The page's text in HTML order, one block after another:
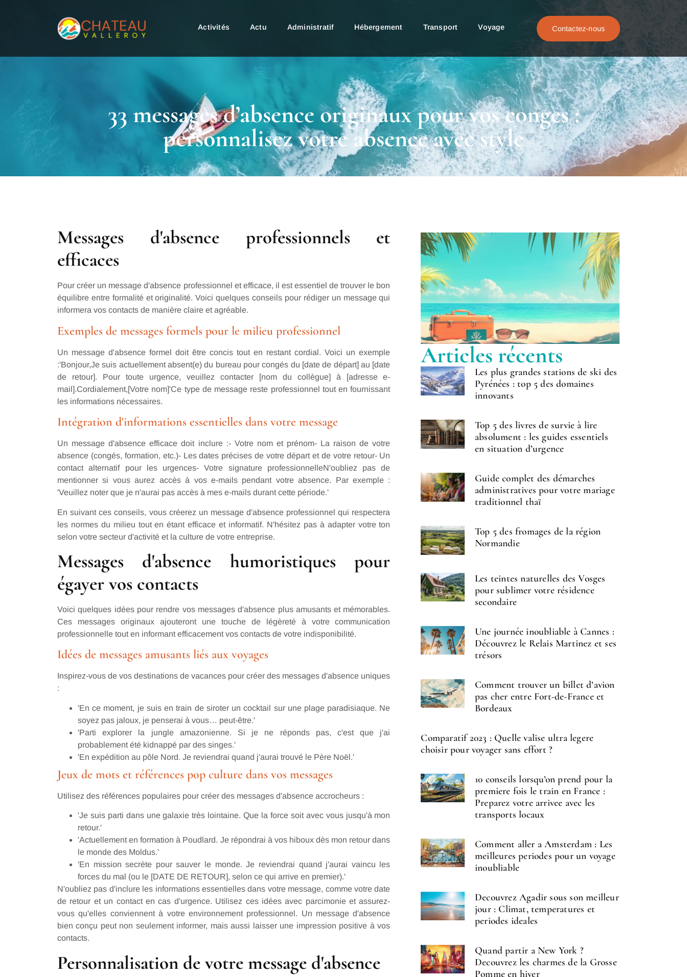
Activités Actu Administratif Hébergement Transport Voyage Contactez-nous
33 messages d’absence originaux pour vos conges :
personnalisez votre absence avec style
Messages d'absence professionnels et
efficaces
Pour créer un message d'absence professionnel et efficace, il est essentiel de trouver le bon
équilibre entre formalité et originalité. Voici quelques conseils pour rédiger un message qui
informera vos contacts de manière claire et agréable.
Exemples de messages formels pour le milieu professionnel
Un message d'absence formel doit être concis tout en restant cordial. Voici un exemple
:'Bonjour,Je suis actuellement absent(e) du bureau pour congés du [date de départ] au [date
de retour]. Pour toute urgence, veuillez contacter [nom du collègue] à [adresse e-
mail].Cordialement,[Votre nom]'Ce type de message reste professionnel tout en fournissant
les informations nécessaires.
Intégration d'informations essentielles dans votre message
Un message d'absence efficace doit inclure :- Votre nom et prénom- La raison de votre
absence (congés, formation, etc.)- Les dates précises de votre départ et de votre retour- Un
contact alternatif pour les urgences- Votre signature professionnelleN'oubliez pas de
mentionner si vous aurez accès à vos e-mails pendant votre absence. Par exemple :
'Veuillez noter que je n'aurai pas accès à mes e-mails durant cette période.'
En suivant ces conseils, vous créerez un message d'absence professionnel qui respectera
les normes du milieu tout en étant efficace et informatif. N'hésitez pas à adapter votre ton
selon votre secteur d'activité et la culture de votre entreprise.
Messages d'absence humoristiques pour
égayer vos contacts
Voici quelques idées pour rendre vos messages d'absence plus amusants et mémorables.
Ces messages originaux ajouteront une touche de légèreté à votre communication
professionnelle tout en informant efficacement vos contacts de votre indisponibilité.
Idées de messages amusants liés aux voyages
Inspirez-vous de vos destinations de vacances pour créer des messages d'absence uniques
:
'En ce moment, je suis en train de siroter un cocktail sur une plage paradisiaque. Ne
soyez pas jaloux, je penserai à vous… peut-être.'
'Parti explorer la jungle amazonienne. Si je ne réponds pas, c'est que j'ai
probablement été kidnappé par des singes.'
'En expédition au pôle Nord. Je reviendrai quand j'aurai trouvé le Père Noël.'
Jeux de mots et références pop culture dans vos messages
Utilisez des références populaires pour créer des messages d'absence accrocheurs :
'Je suis parti dans une galaxie très lointaine. Que la force soit avec vous jusqu'à mon
retour.'
'Actuellement en formation à Poudlard. Je répondrai à vos hiboux dès mon retour dans
le monde des Moldus.'
'En mission secrète pour sauver le monde. Je reviendrai quand j'aurai vaincu les
forces du mal (ou le [DATE DE RETOUR], selon ce qui arrive en premier).'
N'oubliez pas d'inclure les informations essentielles dans votre message, comme votre date
de retour et un contact en cas d'urgence. Utilisez ces idées avec parcimonie et assurez-
vous qu'elles conviennent à votre environnement professionnel. Un message d'absence
bien conçu peut non seulement informer, mais aussi laisser une impression positive à vos
contacts.
Personnalisation de votre message d'absence
Articles récents
Les plus grandes stations de ski des
Pyrénées : top 5 des domaines
innovants
Top 5 des livres de survie à lire
absolument : les guides essentiels
en situation d’urgence
Guide complet des démarches
administratives pour votre mariage
traditionnel thaï
Top 5 des fromages de la région
Normandie
Les teintes naturelles des Vosges
pour sublimer votre résidence
secondaire
Une journée inoubliable à Cannes :
Découvrez le Relais Martinez et ses
trésors
Comment trouver un billet d’avion
pas cher entre Fort-de-France et
Bordeaux
Comparatif 2023 : Quelle valise ultra legere
choisir pour voyager sans effort ?
10 conseils lorsqu’on prend pour la
premiere fois le train en France :
Preparez votre arrivee avec les
transports locaux
Comment aller a Amsterdam : Les
meilleures periodes pour un voyage
inoubliable
Decouvrez Agadir sous son meilleur
jour : Climat, temperatures et
periodes ideales
Quand partir a New York ?
Decouvrez les charmes de la Grosse
Pomme en hiver